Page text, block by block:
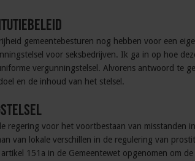
gemeentebesturen nog hebben voor een
voor seksbedrijven. Ik ga in op hoe
vergunningstelsel. Alvorens antwoord te
en de inhoud van het stelsel.
regering voor het voortbestaan van misstanden
van lokale verschillen in de regulering van
151a in de Gemeentewet opgenomen om de